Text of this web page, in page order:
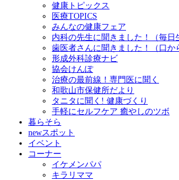
健康トピックス
医療TOPICS
みんなの健康フェア
内科の先生に聞きました！（毎日
歯医者さんに聞きました！（口か
形成外科診療ナビ
協会けんぽ
治療の最前線！専門医に聞く
和歌山市保健所だより
タニタに聞く! 健康づくり
手軽にセルフケア 癒やしのツボ
暮らそら
newスポット
イベント
コーナー
イケメンパパ
キラリママ